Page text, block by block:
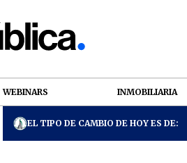
WEBINARS INMOBILIARIA
EL TIPO DE CAMBIO DE HOY ES DE: